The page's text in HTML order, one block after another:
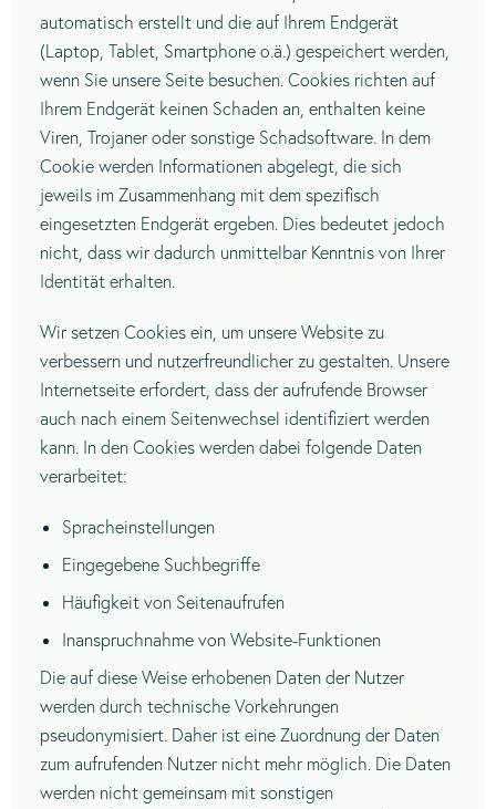
automatisch erstellt und die auf Ihrem Endgerät
(Laptop, Tablet, Smartphone o.ä.) gespeichert werden,
wenn Sie unsere Seite besuchen. Cookies richten auf
Ihrem Endgerät keinen Schaden an, enthalten keine
Viren, Trojaner oder sonstige Schadsoftware. In dem
Cookie werden Informationen abgelegt, die sich
jeweils im Zusammenhang mit dem spezifisch
eingesetzten Endgerät ergeben. Dies bedeutet jedoch
nicht, dass wir dadurch unmittelbar Kenntnis von Ihrer
Identität erhalten.
Wir setzen Cookies ein, um unsere Website zu
verbessern und nutzerfreundlicher zu gestalten. Unsere
Internetseite erfordert, dass der aufrufende Browser
auch nach einem Seitenwechsel identifiziert werden
kann. In den Cookies werden dabei folgende Daten
verarbeitet:
Spracheinstellungen
Eingegebene Suchbegriffe
Häufigkeit von Seitenaufrufen
Inanspruchnahme von Website-Funktionen
Die auf diese Weise erhobenen Daten der Nutzer
werden durch technische Vorkehrungen
pseudonymisiert. Daher ist eine Zuordnung der Daten
zum aufrufenden Nutzer nicht mehr möglich. Die Daten
werden nicht gemeinsam mit sonstigen